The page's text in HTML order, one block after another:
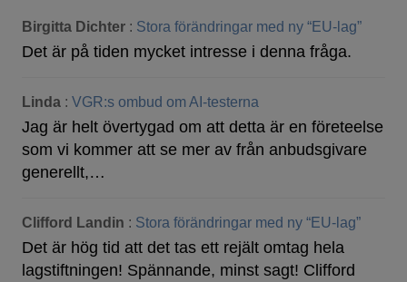
Birgitta Dichter : Stora förändringar med ny “EU-lag”
Det är på tiden mycket intresse i denna fråga.
Linda : VGR:s ombud om AI-testerna
Jag är helt övertygad om att detta är en företeelse
som vi kommer att se mer av från anbudsgivare
generellt,…
Clifford Landin : Stora förändringar med ny “EU-lag”
Det är hög tid att det tas ett rejält omtag hela
lagstiftningen! Spännande, minst sagt! Clifford